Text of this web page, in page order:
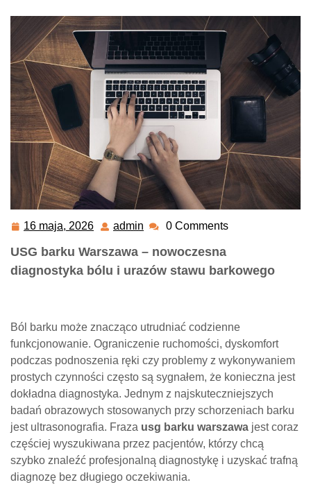
16 maja, 2026 16
2026
admin admin0 Comments
USG barku Warszawa – nowoczesna
diagnostyka bólu i urazów stawu barkowego
Ból barku może znacząco utrudniać codzienne
funkcjonowanie. Ograniczenie ruchomości, dyskomfort
podczas podnoszenia ręki czy problemy z wykonywaniem
prostych czynności często są sygnałem, że konieczna jest
dokładna diagnostyka. Jednym z najskuteczniejszych
badań obrazowych stosowanych przy schorzeniach barku
jest ultrasonografia. Fraza usg barku warszawa jest coraz
częściej wyszukiwana przez pacjentów, którzy chcą
szybko znaleźć profesjonalną diagnostykę i uzyskać trafną
diagnozę bez długiego oczekiwania.